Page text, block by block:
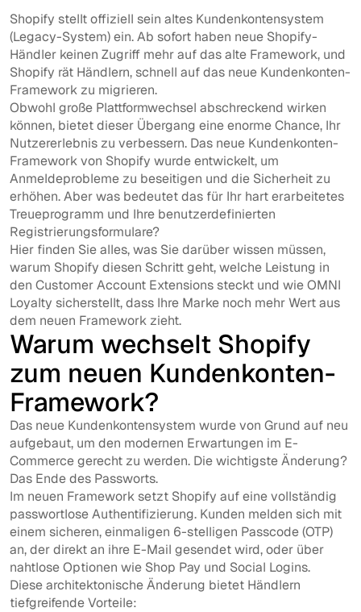
Shopify stellt offiziell sein altes Kundenkontensystem
(Legacy-System) ein. Ab sofort haben neue Shopify-
Händler keinen Zugriff mehr auf das alte Framework, und
Shopify rät Händlern, schnell auf das neue Kundenkonten-
Framework zu migrieren.
Obwohl große Plattformwechsel abschreckend wirken
können, bietet dieser Übergang eine enorme Chance, Ihr
Nutzererlebnis zu verbessern. Das neue Kundenkonten-
Framework von Shopify wurde entwickelt, um
Anmeldeprobleme zu beseitigen und die Sicherheit zu
erhöhen. Aber was bedeutet das für Ihr hart erarbeitetes
Treueprogramm und Ihre benutzerdefinierten
Registrierungsformulare?
Hier finden Sie alles, was Sie darüber wissen müssen,
warum Shopify diesen Schritt geht, welche Leistung in
den Customer Account Extensions steckt und wie OMNI
Loyalty sicherstellt, dass Ihre Marke noch mehr Wert aus
dem neuen Framework zieht.
Warum wechselt Shopify
zum neuen Kundenkonten-
Framework?
Das neue Kundenkontensystem wurde von Grund auf neu
aufgebaut, um den modernen Erwartungen im E-
Commerce gerecht zu werden. Die wichtigste Änderung?
Das Ende des Passworts.
Im neuen Framework setzt Shopify auf eine vollständig
passwortlose Authentifizierung. Kunden melden sich mit
einem sicheren, einmaligen 6-stelligen Passcode (OTP)
an, der direkt an ihre E-Mail gesendet wird, oder über
nahtlose Optionen wie Shop Pay und Social Logins.
Diese architektonische Änderung bietet Händlern
tiefgreifende Vorteile: